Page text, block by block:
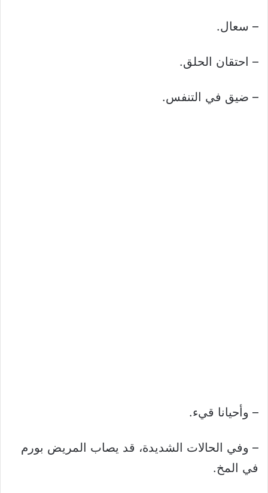
– سعال.
– احتقان الحلق.
– ضيق في التنفس.
– وأحيانا قيء.
– وفي الحالات الشديدة، قد يصاب المريض بورم
في المخ.